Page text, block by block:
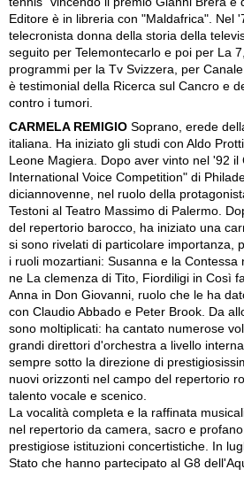
Editore è in libreria con "Maldafrica". Nel
telecronista donna della storia della
seguito per Telemontecarlo e poi per La
programmi per la Tv Svizzera, per
è testimonial della Ricerca sul Cancro e
contro i tumori.
CARMELA REMIGIO Soprano, erede
italiana. Ha iniziato gli studi con Aldo
Leone Magiera. Dopo aver vinto nel '92
International Voice Competition" di
diciannovenne, nel ruolo della
Testoni al Teatro Massimo di Palermo.
del repertorio barocco, ha iniziato una
si sono rivelati di particolare importanza,
i ruoli mozartiani: Susanna e la
ne La clemenza di Tito, Fiordiligi in Così
Anna in Don Giovanni, ruolo che le ha
con Claudio Abbado e Peter Brook. Da
sono moltiplicati: ha cantato numerose
grandi direttori d'orchestra a livello
sempre sotto la direzione di
nuovi orizzonti nel campo del repertorio
talento vocale e scenico.
La vocalità completa e la raffinata
nel repertorio da camera, sacro e
prestigiose istituzioni concertistiche. In
Stato che hanno partecipato al G8